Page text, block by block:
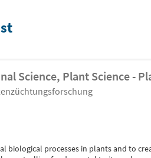
Science, Plant Science -
biological processes in plants and to